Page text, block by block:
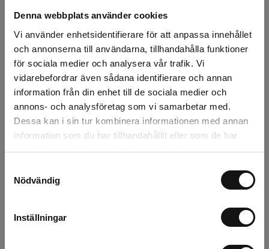
Denna webbplats använder cookies
Vi använder enhetsidentifierare för att anpassa innehållet
och annonserna till användarna, tillhandahålla funktioner
för sociala medier och analysera vår trafik. Vi
vidarebefordrar även sådana identifierare och annan
information från din enhet till de sociala medier och
annons- och analysföretag som vi samarbetar med.
Dessa kan i sin tur kombinera informationen med annan
information som du har tillhandahållit eller som de har
samlat in när du har använt deras tjänster.
Nödvändig
Inställningar
Finns i lager
199 kr
Yxor och liar för skogsarbete, naturvård
och trädgårdsskötsel
vedhantering, beskärning, röjning och enklare
skogsarbete. Den används både av fastighetsskötare,